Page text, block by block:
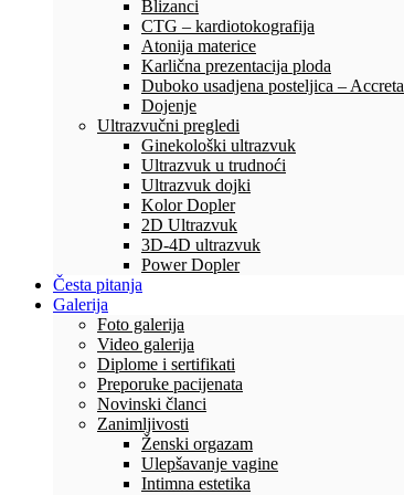
Blizanci
CTG – kardiotokografija
Atonija materice
Karlična prezentacija ploda
Duboko usadjena posteljica – Accreta
Dojenje
Ultrazvučni pregledi
Ginekološki ultrazvuk
Ultrazvuk u trudnoći
Ultrazvuk dojki
Kolor Dopler
2D Ultrazvuk
3D-4D ultrazvuk
Power Dopler
Česta pitanja
Galerija
Foto galerija
Video galerija
Diplome i sertifikati
Preporuke pacijenata
Novinski članci
Zanimljivosti
Ženski orgazam
Ulepšavanje vagine
Intimna estetika